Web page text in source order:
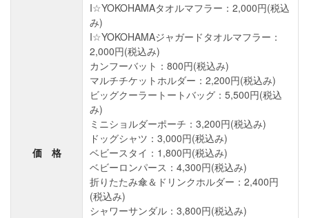
価 格
I☆YOKOHAMAタオルマフラー：2,000円(税込
み)
I☆YOKOHAMAジャガードタオルマフラー：
2,000円(税込み)
カンフーバット：800円(税込み)
マルチチケットホルダー：2,200円(税込み)
ビッグクーラートートバッグ：5,500円(税込
み)
ミニショルダーポーチ：3,200円(税込み)
ドッグシャツ：3,000円(税込み)
ベビースタイ：1,800円(税込み)
ベビーロンパース：4,300円(税込み)
折りたたみ傘＆ドリンクホルダー：2,400円
(税込み)
シャワーサンダル：3,800円(税込み)